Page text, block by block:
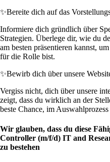
✨Bereite dich auf das
Informiere dich gründlich über
Strategien. Überlege dir, wie du
am besten präsentieren kannst,
für die Rolle bist.
✨Bewirb dich über unsere
Vergiss nicht, dich über unsere
zeigt, dass du wirklich an der
beste Chance, im
Wir glauben, dass du diese
Controller (m/f/d) IT and
zu bestehen